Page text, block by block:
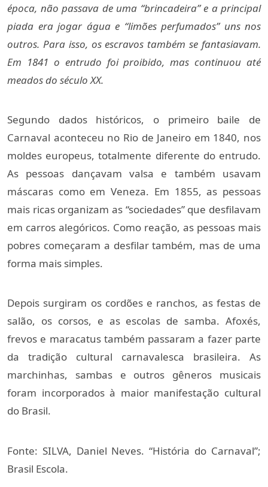
época, não passava de uma “brincadeira” e a principal
piada era jogar água e “limões perfumados” uns nos
outros. Para isso, os escravos também se fantasiavam.
Em 1841 o entrudo foi proibido, mas continuou até
meados do século XX.
Segundo dados históricos, o primeiro baile de
Carnaval aconteceu no Rio de Janeiro em 1840, nos
moldes europeus, totalmente diferente do entrudo.
As pessoas dançavam valsa e também usavam
máscaras como em Veneza. Em 1855, as pessoas
mais ricas organizam as “sociedades” que desfilavam
em carros alegóricos. Como reação, as pessoas mais
pobres começaram a desfilar também, mas de uma
forma mais simples.
Depois surgiram os cordões e ranchos, as festas de
salão, os corsos, e as escolas de samba. Afoxés,
frevos e maracatus também passaram a fazer parte
da tradição cultural carnavalesca brasileira. As
marchinhas, sambas e outros gêneros musicais
foram incorporados à maior manifestação cultural
do Brasil.
Fonte: SILVA, Daniel Neves. “História do Carnaval”;
Brasil Escola.